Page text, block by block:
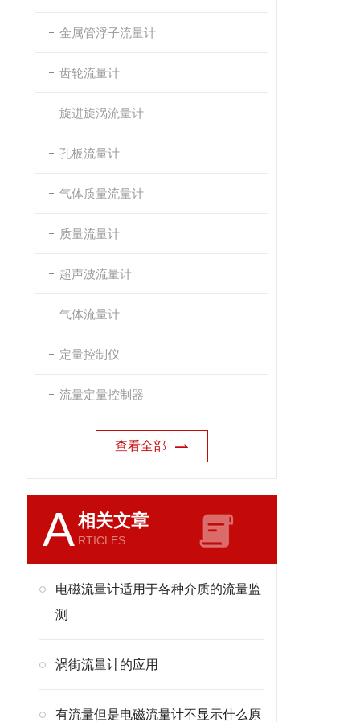
金属管浮子流量计
齿轮流量计
旋进旋涡流量计
孔板流量计
气体质量流量计
质量流量计
超声波流量计
气体流量计
定量控制仪
流量定量控制器
查看全部
A相关文章
RTICLES
电磁流量计适用于各种介质的流量监
测
涡街流量计的应用
有流量但是电磁流量计不显示什么原